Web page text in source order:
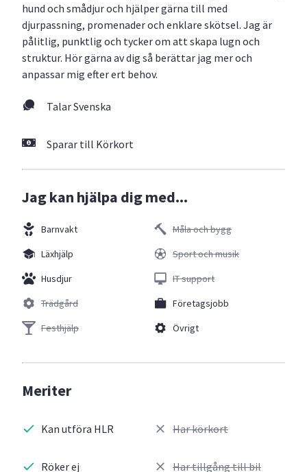
hund och smådjur och hjälper gärna till med
djurpassning, promenader och enklare skötsel. Jag är
pålitlig, punktlig och tycker om att skapa lugn och
struktur. Hör gärna av dig så berättar jag mer och
anpassar mig efter ert behov.
Talar Svenska
Sparar till Körkort
Jag kan hjälpa dig med...
Barnvakt
Läxhjälp
Husdjur
Trädgård
Festhjälp
Måla och bygg
Sport och musik
IT support
Företagsjobb
Övrigt
Meriter
Kan utföra HLR
Röker ej
Har körkort
Har tillgång till bil